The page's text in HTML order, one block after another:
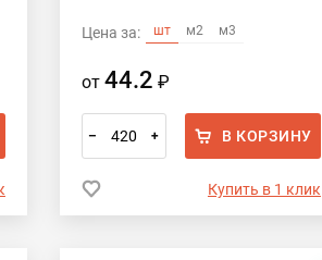
Цена за: шт м2 м3
от 44.2 ₽
– + В КОРЗИНУ
Купить в 1 клик